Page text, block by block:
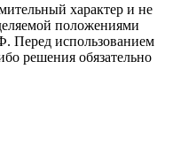
характер и не
положениями
Перед использованием
решения обязательно